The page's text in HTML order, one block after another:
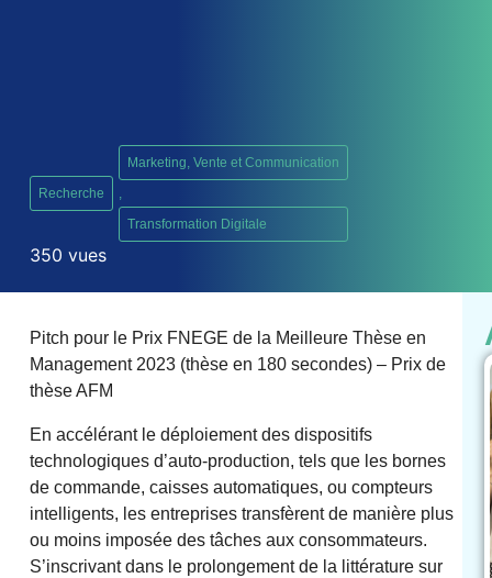
Recherche
Marketing, Vente et Communication
Transformation Digitale
350 vues
Pitch pour le Prix FNEGE de la Meilleure Thèse en
Management 2023 (thèse en 180 secondes) – Prix de
thèse AFM
En accélérant le déploiement des dispositifs
technologiques d’auto-production, tels que les bornes
de commande, caisses automatiques, ou compteurs
intelligents, les entreprises transfèrent de manière plus
ou moins imposée des tâches aux consommateurs.
S’inscrivant dans le prolongement de la littérature sur